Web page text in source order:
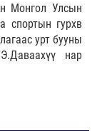
Монгол Улсын
спортын гурхв
урт бууны
нар